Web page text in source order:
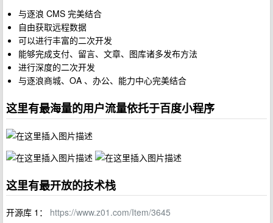
与逐浪 CMS 完美结合
自由获取远程数据
可以进行丰富的二次开发
能够完成支付、留言、文章、图库诸多发布方法
进行深度的二次开发
与逐浪商城、OA 、办公、能力中心完美结合
这里有最海量的用户流量依托于百度小程序
这里有最开放的技术栈
开源库 1： https://www.z01.com/Item/3645